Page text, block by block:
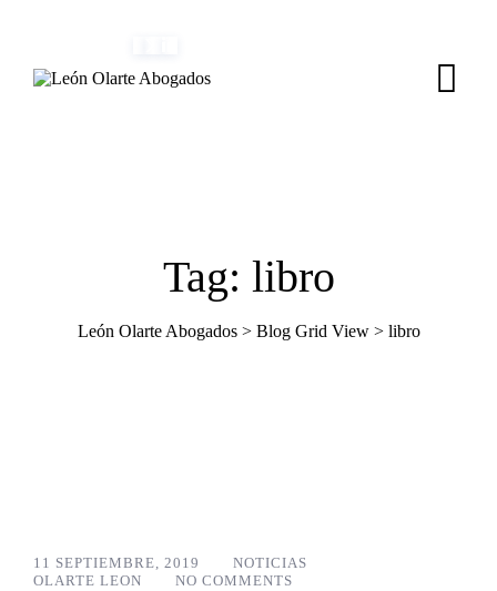
Tag: libro
León Olarte Abogados> Blog Grid View> libro
11 SEPTIEMBRE, 2019
NOTICIAS
OLARTE LEON
NO COMMENTS